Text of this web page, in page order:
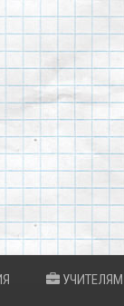
УЧИТЕЛЯМ